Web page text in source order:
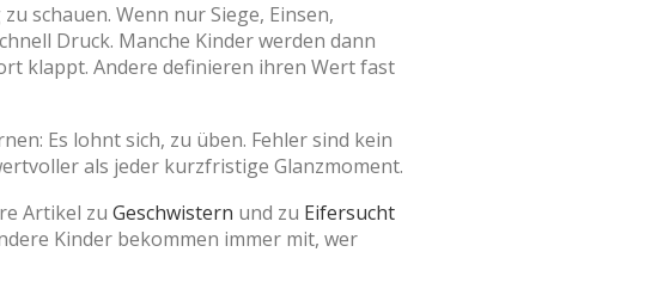
schauen. Wenn nur Siege, Einsen,
Druck. Manche Kinder werden dann
klappt. Andere definieren ihren Wert fast
Es lohnt sich, zu üben. Fehler sind kein
als jeder kurzfristige Glanzmoment.
Artikel zu Geschwistern und zu Eifersucht
Kinder bekommen immer mit, wer